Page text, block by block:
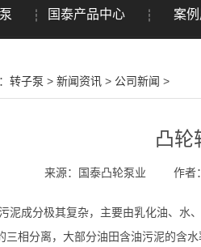
国泰产品中心 案
转子泵 > 新闻资讯 > 公司新闻 >
凸轮
来源：国泰凸轮泵业 作者
成分极其复杂，主要由乳化油、水、
三相分离，大部分油田含油污泥的含